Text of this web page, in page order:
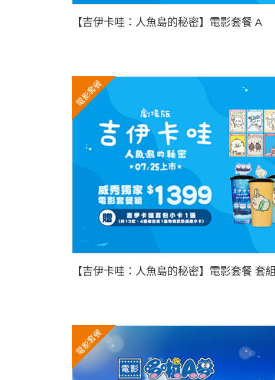
【吉伊卡哇：人魚島的秘密】電影套餐 A
電影套餐
【吉伊卡哇：人魚島的秘密】電影套餐 套組
電影套餐